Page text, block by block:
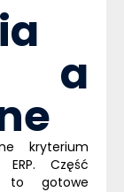
a
kryterium
ERP. Część
to gotowe